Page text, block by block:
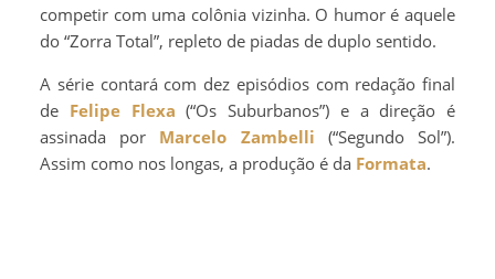
competir com uma colônia vizinha. O humor é aquele
do “Zorra Total”, repleto de piadas de duplo sentido.
A série contará com dez episódios com redação final
de Felipe Flexa (“Os Suburbanos”) e a direção é
assinada por Marcelo Zambelli (“Segundo Sol”).
Assim como nos longas, a produção é da Formata.